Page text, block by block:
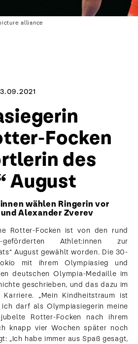
alliance
Focken
des
August
wählen Ringerin vor
Alexander Zverev
Rotter-Focken ist von den rund
Athlet:innen zur
August gewählt worden. Die 30-
mit ihrem Olympiasieg und
deutschen Olympia-Medaille im
geschrieben, und das dazu im
„Mein Kindheitstraum ist
darf als Olympiasiegerin meine
Rotter-Focken nach ihrem
knapp vier Wochen später noch
„Ich habe immer aus Spaß gesagt,